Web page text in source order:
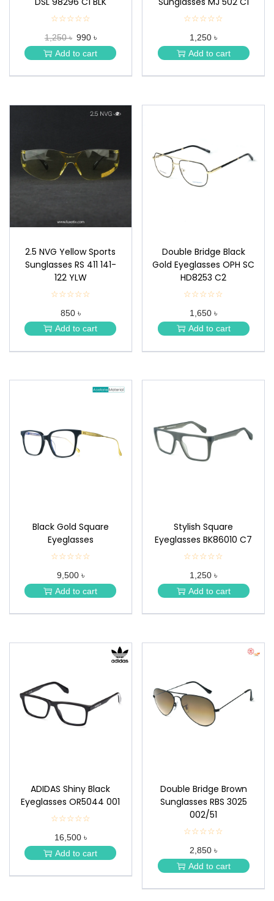
☆☆☆☆☆
★
★
★
★
1,250 ৳ 990 ৳
Add to cart
☆☆☆☆☆
★
★
★
★
1,250 ৳
Add to cart
2.5 NVG Yellow Sports
Sunglasses RS 411 141-
122 YLW
☆☆☆☆☆
★
★
★
850 ৳
Add to cart
Double Bridge Black
Gold Eyeglasses OPH SC
HD8253 C2
☆☆☆☆☆
★
★
★
★
1,650 ৳
Add to cart
Black Gold Square
Eyeglasses
☆☆☆☆☆
★
★
★
★
9,500 ৳
Add to cart
Stylish Square
Eyeglasses BK86010 C7
☆☆☆☆☆
★
★
★
★
1,250 ৳
Add to cart
ADIDAS Shiny Black
Eyeglasses OR5044 001
☆☆☆☆☆
★
★
★
★
16,500 ৳
Add to cart
Double Bridge Brown
Sunglasses RBS 3025
002/51
☆☆☆☆☆
★
★
★
★
2,850 ৳
Add to cart